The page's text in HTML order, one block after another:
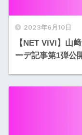
2023年6月10日
【NET ViVi】山
ーデ記事第1弾公